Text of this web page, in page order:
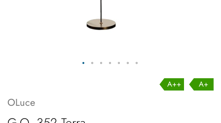
A++ A+
OLuce